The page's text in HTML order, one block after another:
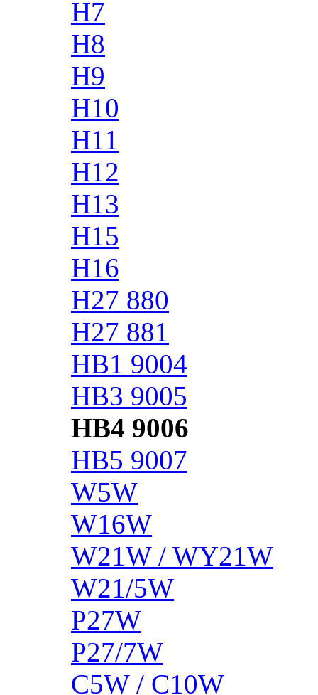
H7
H8
H9
H10
H11
H12
H13
H15
H16
H27 880
H27 881
HB1 9004
HB3 9005
HB4 9006
HB5 9007
W5W
W16W
W21W / WY21W
W21/5W
P27W
P27/7W
C5W / C10W